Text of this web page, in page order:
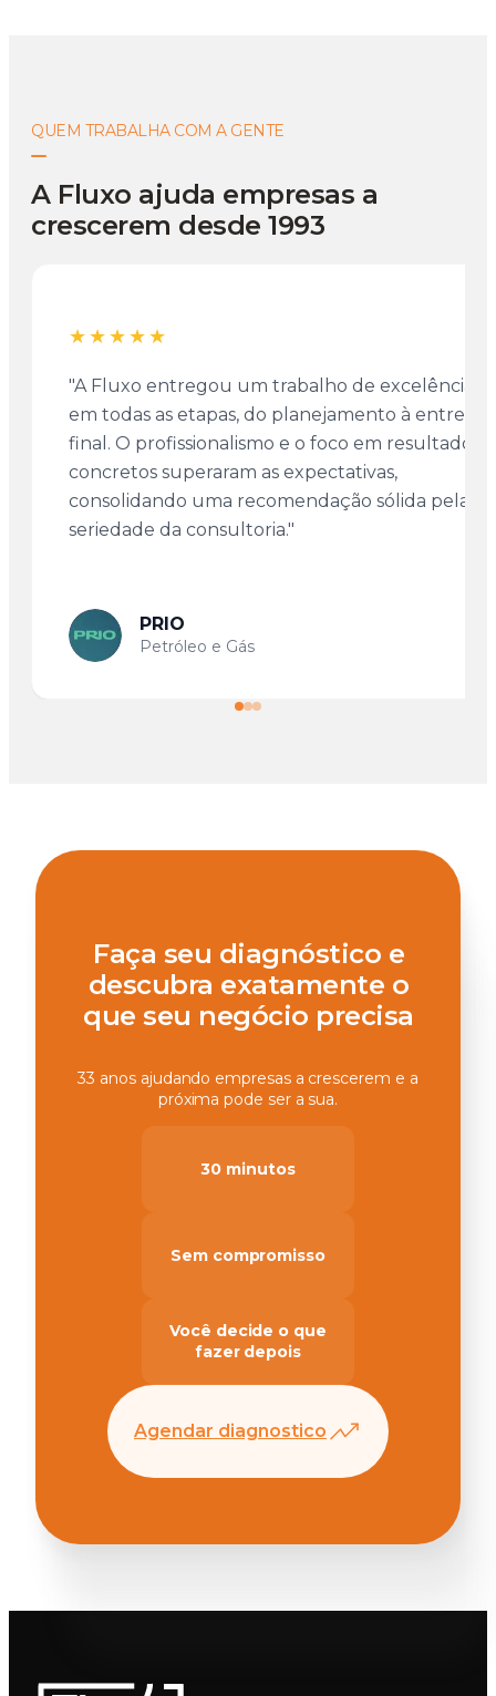
QUEM TRABALHA COM A GENTE
A Fluxo ajuda empresas a
crescerem desde 1993
★★★★★
"A Fluxo entregou um trabalho de excelência
em todas as etapas, do planejamento à entrega
final. O profissionalismo e o foco em resultados
concretos superaram as expectativas,
consolidando uma recomendação sólida pela
seriedade da consultoria."
PRIO
Petróleo e Gás
Faça seu diagnóstico e
descubra exatamente o
que seu negócio precisa
33 anos ajudando empresas a crescerem e a
próxima pode ser a sua.
30 minutos
Sem compromisso
Você decide o que
fazer depois
Agendar diagnostico